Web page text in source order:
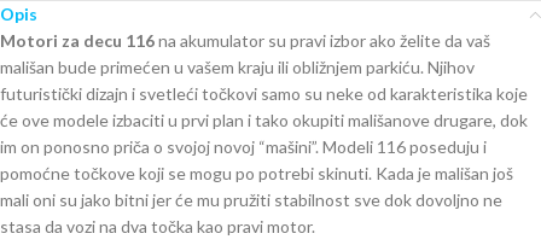
Opis
Motori za decu 116na akumulator su pravi izbor ako želite da vaš
mališan bude primećen u vašem kraju ili obližnjem parkiću. Njihov
futuristički dizajn i svetleći točkovi samo su neke od karakteristika koje
će ove modele izbaciti u prvi plan i tako okupiti mališanove drugare, dok
im on ponosno priča o svojoj novoj “mašini”. Modeli 116 poseduju i
pomoćne točkove koji se mogu po potrebi skinuti. Kada je mališan još
mali oni su jako bitni jer će mu pružiti stabilnost sve dok dovoljno ne
stasa da vozi na dva točka kao pravi motor.